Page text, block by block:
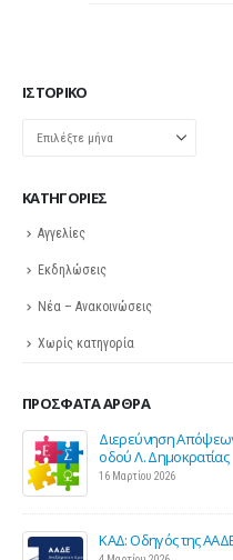
ΙΣΤΟΡΙΚΌ
Ιστορικό
KΑΤΗΓΟΡΊΕΣ
Αγγελίες
Εκδηλώσεις
Νέα – Ανακοινώσεις
Χωρίς κατηγορία
ΠΡΌΣΦΑΤΑ ΆΡΘΡΑ
Διερεύνηση
οδού Λ. Δημοκρατίας
16 Μαρτίου 2026
ΚΑΔ: Οδηγός της ΑΑΔΕ